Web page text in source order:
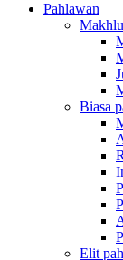
Pahlawan
Biasa
Elit